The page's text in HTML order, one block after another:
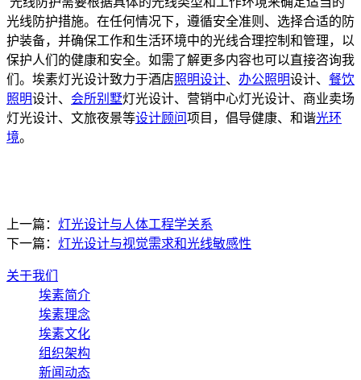
光线防护措施。在任何情况下，遵循安全准则、选择合适的防
护装备，并确保工作和生活环境中的光线合理控制和管理，以
保护人们的健康和安全。如需了解更多内容也可以直接咨询我
们。埃素灯光设计致力于酒店照明设计、 办公照明设计、 餐饮
照明设计、 会所别墅灯光设计、营销中心灯光设计、商业卖场
灯光设计、文旅夜景等设计顾问项目，倡导健康、和谐光环
境。
上一篇： 灯光设计与人体工程学关系
下一篇： 灯光设计与视觉需求和光线敏感性
关于我们
埃素简介
埃素理念
埃素文化
组织架构
新闻动态